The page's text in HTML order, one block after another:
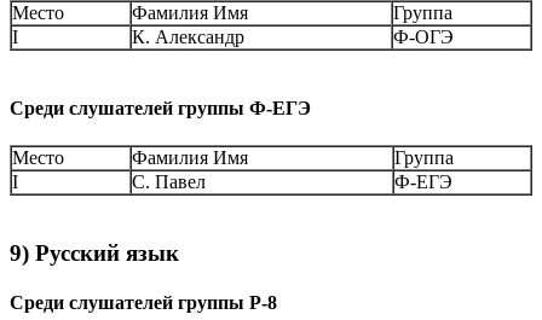
Место Фамилия Имя
Группа
I
К. Александр Ф-ОГЭ
Среди слушателей группы Ф-ЕГЭ
Место Фамилия Имя
Группа
I
С. Павел Ф-ЕГЭ
9) Русский язык
Среди слушателей группы Р-8